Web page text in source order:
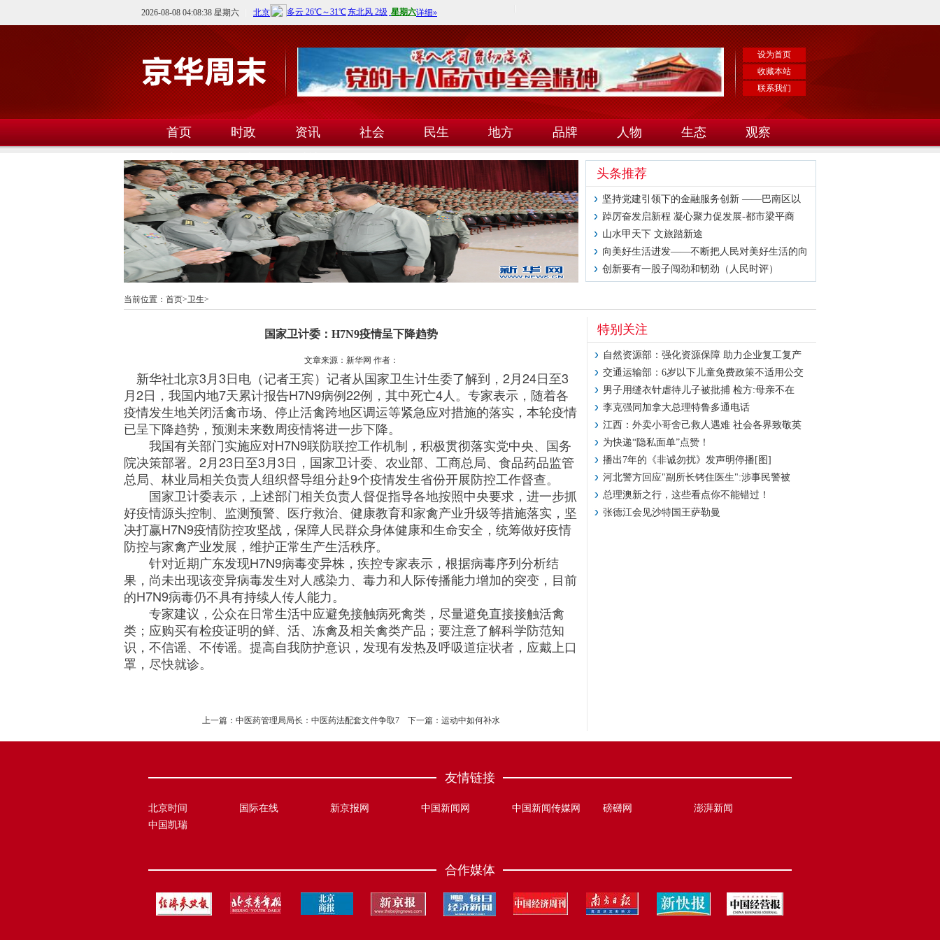
2026-08-08 04:08:39 星期六
设为首页
收藏本站
联系我们
首页 时政 资讯 社会 民生 地方 品牌 人物 生态
观察
文教
卫生
科技
头条推荐
坚持党建引领下的金融服务创新 ——巴南区以
踔厉奋发启新程 凝心聚力促发展-都市梁平商
山水甲天下 文旅踏新途
向美好生活进发——不断把人民对美好生活的向
创新要有一股子闯劲和韧劲（人民时评）
当前位置： 首页>卫生>
国家卫计委：H7N9疫情呈下降趋势
文章来源：新华网 作者：
新华社北京3月3日电（记者王宾）记者从国家卫生计生委了解到，2月24日至3
月2日，我国内地7天累计报告H7N9病例22例，其中死亡4人。专家表示，随着各
疫情发生地关闭活禽市场、停止活禽跨地区调运等紧急应对措施的落实，本轮疫情
已呈下降趋势，预测未来数周疫情将进一步下降。
我国有关部门实施应对H7N9联防联控工作机制，积极贯彻落实党中央、国务
院决策部署。2月23日至3月3日，国家卫计委、农业部、工商总局、食品药品监管
总局、林业局相关负责人组织督导组分赴9个疫情发生省份开展防控工作督查。
国家卫计委表示，上述部门相关负责人督促指导各地按照中央要求，进一步抓
好疫情源头控制、监测预警、医疗救治、健康教育和家禽产业升级等措施落实，坚
决打赢H7N9疫情防控攻坚战，保障人民群众身体健康和生命安全，统筹做好疫情
防控与家禽产业发展，维护正常生产生活秩序。
针对近期广东发现H7N9病毒变异株，疾控专家表示，根据病毒序列分析结
果，尚未出现该变异病毒发生对人感染力、毒力和人际传播能力增加的突变，目前
的H7N9病毒仍不具有持续人传人能力。
专家建议，公众在日常生活中应避免接触病死禽类，尽量避免直接接触活禽
类；应购买有检疫证明的鲜、活、冻禽及相关禽类产品；要注意了解科学防范知
识，不信谣、不传谣。提高自我防护意识，发现有发热及呼吸道症状者，应戴上口
罩，尽快就诊。
上一篇： 中医药管理局局长：中医药法配套文件争取7 下一篇： 运动中如何补水
特别关注
自然资源部：强化资源保障 助力企业复工复产
交通运输部：6岁以下儿童免费政策不适用公交
男子用缝衣针虐待儿子被批捕 检方:母亲不在
李克强同加拿大总理特鲁多通电话
江西：外卖小哥舍己救人遇难 社会各界致敬英
为快递“隐私面单”点赞！
播出7年的《非诚勿扰》发声明停播[图]
河北警方回应"副所长铐住医生":涉事民警被
总理澳新之行，这些看点你不能错过！
张德江会见沙特国王萨勒曼
友情链接
北京时间 国际在线 新京报网 中国新闻网 中国新闻传媒网 磅礴网
澎湃新闻
中国凯瑞
合作媒体